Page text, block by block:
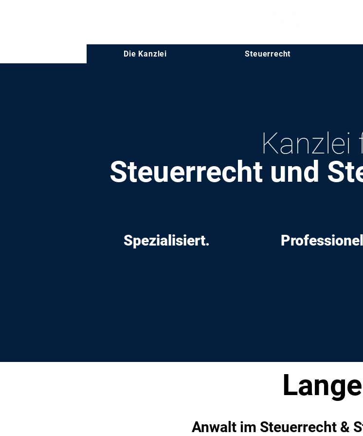
Die Kanzlei Steuerrecht
Kanzlei
Steuerrecht und
Spezialisiert.
Anwalt im Steuerrecht &